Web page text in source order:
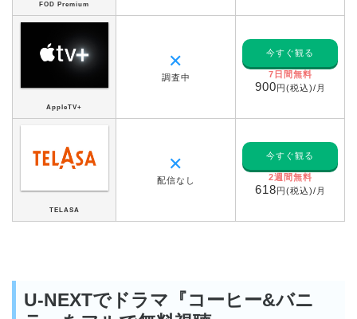
FOD Premium
AppleTV+
✕
調査中
今すぐ観る
7日間無料
900円(税込)/月
TELASA
✕
配信なし
今すぐ観る
2週間無料
618円(税込)/月
U-NEXTでドラマ『コーヒー&バニ